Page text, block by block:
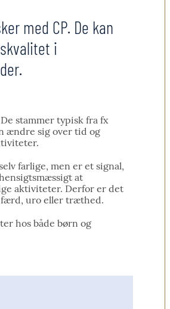
med CP. De kan
i
stammer typisk fra fx
ændre sig over tid og
farlige, men er et signal,
at
aktiviteter. Derfor er det
uro eller træthed.
hos både børn og